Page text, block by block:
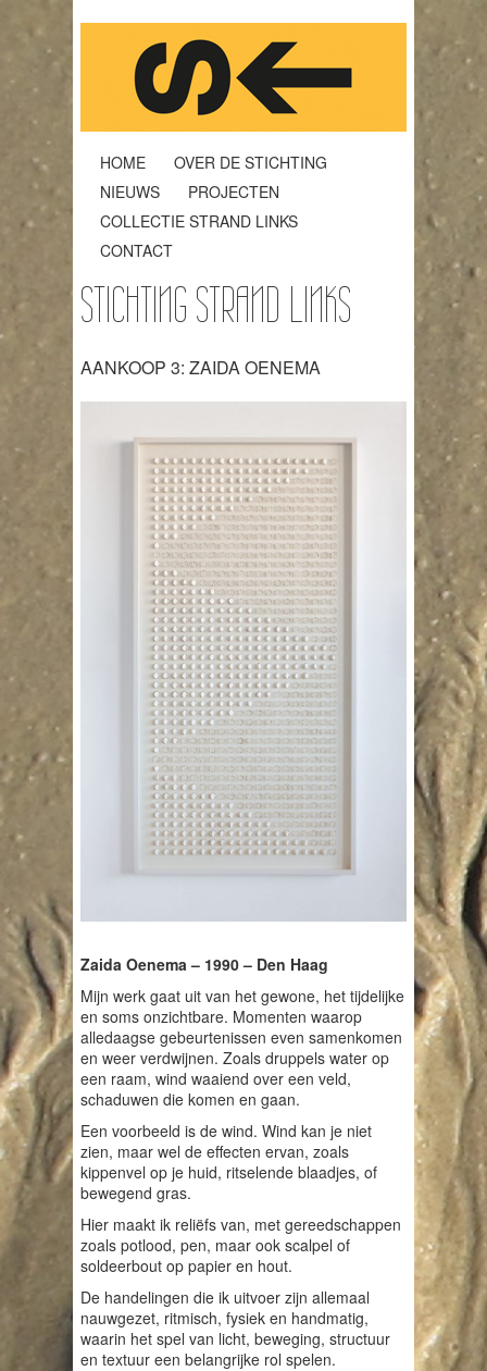
HOME
OVER DE STICHTING
NIEUWS
PROJECTEN
COLLECTIE STRAND LINKS
CONTACT
STICHTING STRAND LINKS
AANKOOP 3: ZAIDA OENEMA
Zaida Oenema – 1990 – Den Haag
Mijn werk gaat uit van het gewone, het tijdelijke
en soms onzichtbare. Momenten waarop
alledaagse gebeurtenissen even samenkomen
en weer verdwijnen. Zoals druppels water op
een raam, wind waaiend over een veld,
schaduwen die komen en gaan.
Een voorbeeld is de wind. Wind kan je niet
zien, maar wel de effecten ervan, zoals
kippenvel op je huid, ritselende blaadjes, of
bewegend gras.
Hier maakt ik reliëfs van, met gereedschappen
zoals potlood, pen, maar ook scalpel of
soldeerbout op papier en hout.
De handelingen die ik uitvoer zijn allemaal
nauwgezet, ritmisch, fysiek en handmatig,
waarin het spel van licht, beweging, structuur
en textuur een belangrijke rol spelen.